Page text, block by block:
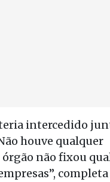
intercedido
houve qualquer
órgão não fixou
completa